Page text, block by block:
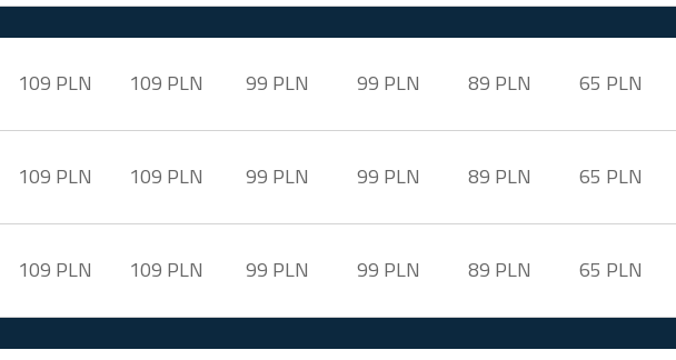
109 PLN 109 PLN 99 PLN 99 PLN 89 PLN 65 PLN
109 PLN 109 PLN 99 PLN 99 PLN 89 PLN 65 PLN
109 PLN 109 PLN 99 PLN 99 PLN 89 PLN 65 PLN